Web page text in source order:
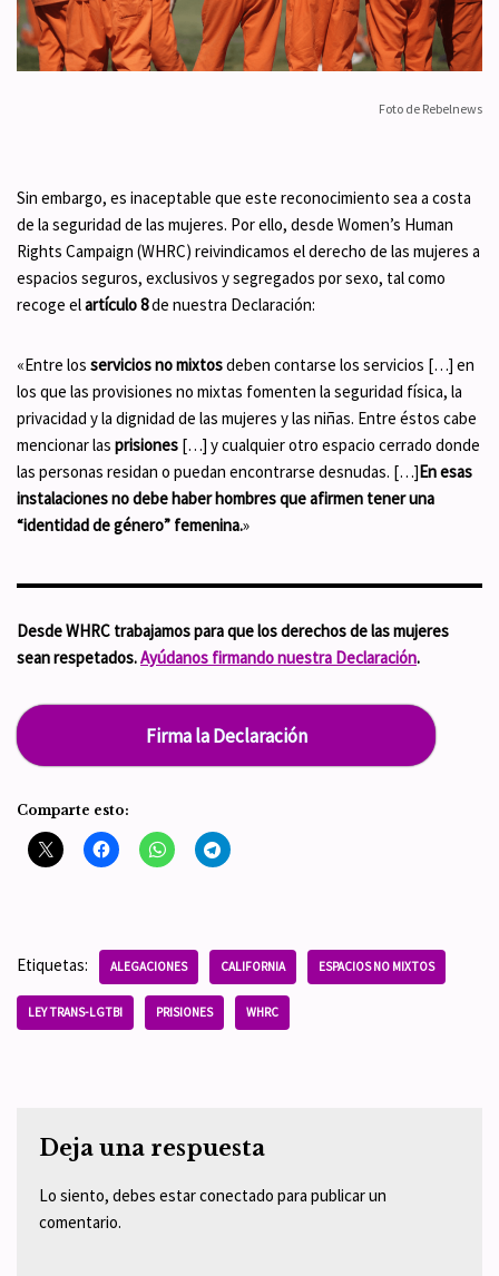
Foto de Rebelnews
Sin embargo, es inaceptable que este reconocimiento sea a costa
de la seguridad de las mujeres. Por ello, desde Women’s Human
Rights Campaign (WHRC) reivindicamos el derecho de las mujeres a
espacios seguros, exclusivos y segregados por sexo, tal como
recoge elartículo 8de nuestra Declaración:
«Entre los servicios no mixtosdeben contarse los servicios […] en
los que las provisiones no mixtas fomenten la seguridad física, la
privacidad y la dignidad de las mujeres y las niñas. Entre éstos cabe
mencionar las prisiones […] y cualquier otro espacio cerrado donde
las personas residan o puedan encontrarse desnudas. […]En esas
instalaciones no debe haber hombres que afirmen tener una
“identidad de género” femenina.»
Desde WHRC trabajamos para que los derechos de las mujeres
sean respetados.Ayúdanos firmando nuestra Declaración.
Firma la Declaración
Comparte esto:
Etiquetas: ALEGACIONES CALIFORNIA ESPACIOS NO MIXTOS
LEY TRANS-LGTBI PRISIONES WHRC
Deja una respuesta
Lo siento, debes estarconectado para publicar un
comentario.